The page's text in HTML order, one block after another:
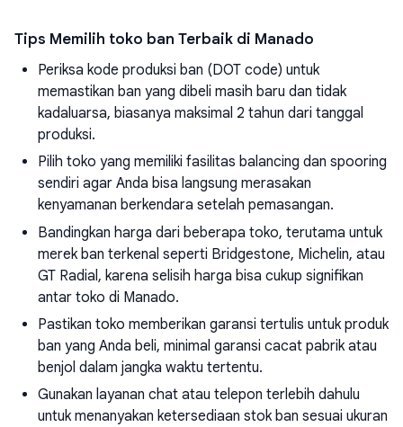
Tips Memilih toko ban Terbaik di Manado
Periksa kode produksi ban (DOT code) untuk
memastikan ban yang dibeli masih baru dan tidak
kadaluarsa, biasanya maksimal 2 tahun dari tanggal
produksi.
Pilih toko yang memiliki fasilitas balancing dan spooring
sendiri agar Anda bisa langsung merasakan
kenyamanan berkendara setelah pemasangan.
Bandingkan harga dari beberapa toko, terutama untuk
merek ban terkenal seperti Bridgestone, Michelin, atau
GT Radial, karena selisih harga bisa cukup signifikan
antar toko di Manado.
Pastikan toko memberikan garansi tertulis untuk produk
ban yang Anda beli, minimal garansi cacat pabrik atau
benjol dalam jangka waktu tertentu.
Gunakan layanan chat atau telepon terlebih dahulu
untuk menanyakan ketersediaan stok ban sesuai ukuran